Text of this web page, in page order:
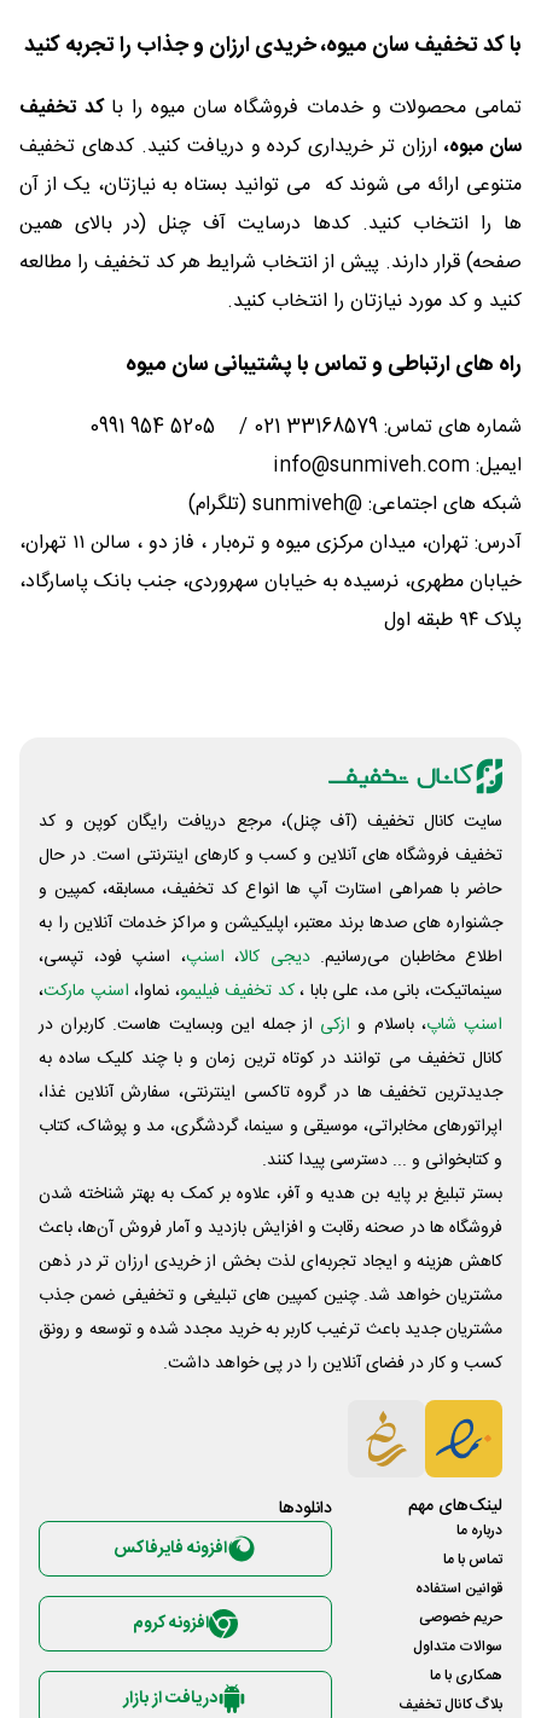
با کد تخفیف سان میوه، خریدی ارزان و جذاب را تجربه کنید
تمامی محصولات و خدمات فروشگاه سان میوه را باکد تخفیف
سان مبوه،ارزان تر خریداری کرده و دریافت کنید. کدهای تخفیف
متنوعی ارائه می شوند که می توانید بستاه به نیازتان، یک از آن
ها را انتخاب کنید. کدها درسایت آف چنل (در بالای همین
صفحه) قرار دارند. پیش از انتخاب شرایط هر کد تخفیف را مطالعه
کنید و کد مورد نیازتان را انتخاب کنید.
راه های ارتباطی و تماس با پشتیبانی سان میوه
شماره های تماس: 33168579 021 / 5205 954 0991
ایمیل: info@sunmiveh.com
شبکه های اجتماعی: @sunmiveh (تلگرام)
آدرس: تهران، میدان مرکزی میوه و تره‌بار ، فاز دو ، سالن ۱۱ تهران،
خیابان مطهری، نرسیده به خیابان سهروردی، جنب بانک پاسارگاد،
پلاک ۹۴ طبقه اول
سایت کانال تخفیف (آف چنل)، مرجع دریافت رایگان کوپن و کد
تخفیف فروشگاه های آنلاین و کسب و‌ کارهای اینترنتی است. در حال
حاضر با همراهی استارت آپ ها انواع کد تخفیف، مسابقه، کمپین و
جشنواره های صدها برند معتبر، اپلیکیشن و مراکز خدمات آنلاین را به
اطلاع مخاطبان می‌رسانیم. دیجی کالا، اسنپ، اسنپ فود، تپسی،
سینماتیکت، بانی مد، علی‌ بابا ،کد تخفیف فیلیمو، نماوا، اسنپ مارکت،
اسنپ شاپ، باسلام و ازکی از جمله این وبسایت ‌هاست. کاربران در
کانال تخفیف می توانند در کوتاه ترین زمان و با چند کلیک ساده به
جدیدترین تخفیف ها در گروه تاکسی اینترنتی، سفارش آنلاین غذا،
اپراتورهای مخابراتی، موسیقی و سینما، گردشگری، مد و پوشاک، کتاب
و کتابخوانی و ... دسترسی پیدا کنند.
بستر تبلیغ بر پایه بن هدیه و آفر، علاوه بر کمک به بهتر شناخته شدن
فروشگاه ها در صحنه رقابت و افزایش بازدید و آمار فروش آن‌ها، باعث
کاهش هزینه و ایجاد تجربه‌ای لذت بخش از خریدی ارزان تر در ذهن
مشتریان خواهد شد. چنین کمپین های تبلیغی و تخفیفی ضمن جذب
مشتریان جدید باعث ترغیب کاربر به خرید مجدد شده و توسعه و رونق
کسب و کار در فضای آنلاین را در پی خواهد داشت.
لینک‌های مهم
درباره ما
تماس با ما
قوانین استفاده
حریم خصوصی
سوالات متداول
همکاری با ما
بلاگ کانال تخفیف
دانلود‌ها
افزونه فایرفاکس
افزونه کروم
دریافت از بازار